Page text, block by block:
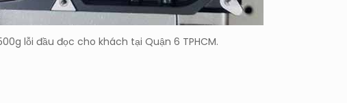
lỗi đầu đọc cho khách tại Quận 6 TPHCM.